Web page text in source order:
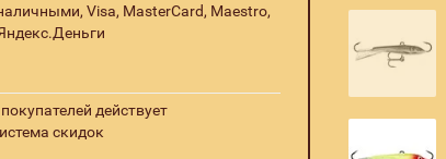
Visa, MasterCard, Maestro,
действует
скидок